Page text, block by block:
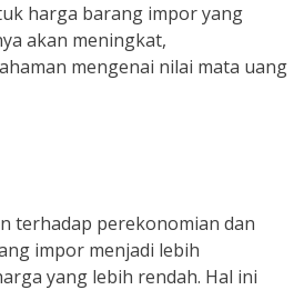
harga barang impor yang
akan meningkat,
mengenai nilai mata uang
terhadap perekonomian dan
impor menjadi lebih
yang lebih rendah. Hal ini